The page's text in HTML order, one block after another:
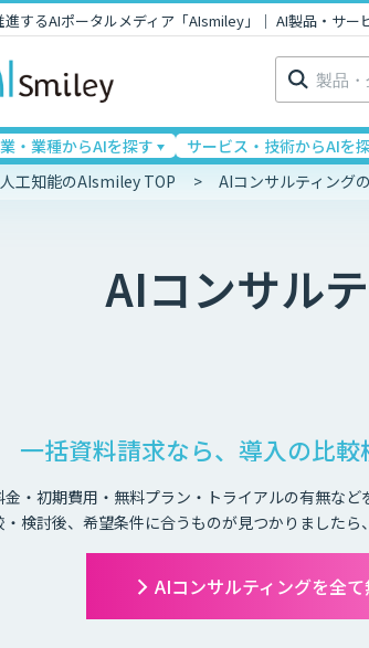
進するAIポータルメディア「AIsmiley」｜ AI製品・サー
検
索:
・業種からAIを探す サービス・技術からAIを
工知能のAIsmiley TOP AIコンサルティング
AIコンサル
一括資料請求なら、導入の比較
金・初期費用・無料プラン・トライアルの有無な
・検討後、希望条件に合うものが見つかりましたら
AIコンサルティングを全